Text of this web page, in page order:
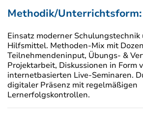
Methodik/Unterrichtsform:
Einsatz moderner
Hilfsmittel. Methoden-Mix mit
Teilnehmendeninput, Übungs- &
Projektarbeit, Diskussionen in Form
internetbasierten Live-Seminaren.
digitaler Präsenz mit regelmäßigen
Lernerfolgskontrollen.